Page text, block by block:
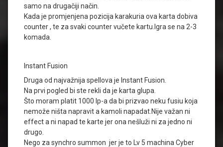
samo na drugačiji način.
Kada je promjenjena pozicija karakuria ova karta dobiva
counter , te za svaki counter vučete kartu.Igra se na 2-3
komada.
Instant Fusion
Druga od najvažnija spellova je Instant Fusion.
Na prvi pogled bi ste rekli da je karta glupa.
Što moram platit 1000 lp-a da bi prizvao neku fusiu koja
nemože ništa napravit a kamoli napadat.Nije važan ni
effect a ni napad te karte jer ona nešluži ni za jedno ni
drugo.
Nego za synchro summon jer je to Lv 5 machina Cyber